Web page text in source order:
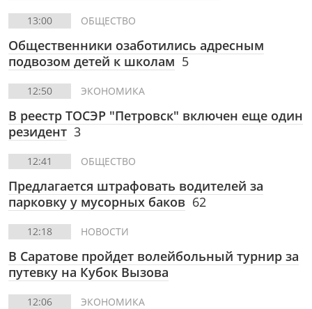
13:00 ОБЩЕСТВО
Общественники озаботились адресным
подвозом детей к школам 5
12:50 ЭКОНОМИКА
В реестр ТОСЭР "Петровск" включен еще один
резидент 3
12:41 ОБЩЕСТВО
Предлагается штрафовать водителей за
парковку у мусорных баков 62
12:18 НОВОСТИ
В Саратове пройдет волейбольный турнир за
путевку на Кубок Вызова
12:06 ЭКОНОМИКА